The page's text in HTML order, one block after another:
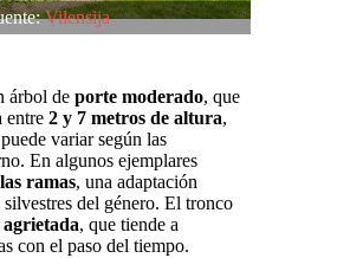
Vilensija
árbol de porte moderado, que
entre 2 y 7 metros de altura,
variar según las
En algunos ejemplares
ramas, una adaptación
silvestres del género. El tronco
, que tiende a
con el paso del tiempo.